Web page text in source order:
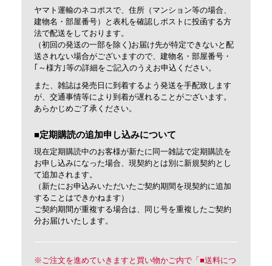
ヤマト運輸のネコポスで、住所（マンション等の場合、
建物名・部屋番号）と表札を確認しポストに投函する方
法で配送をしております。
（初回の発送の一部を除く)お届け先が特定できないと配
送されない場合がございますので、建物名・部屋番号・
｢～様方｣等の詳細をご記入のうえお申込ください。
また、雑誌は発売日に到着するよう発送を手配致します
が、交通事情等により到着が遅れることがございます。
あらかじめご了承ください。
■定期購読の追加申し込みについて
現在定期購読中のお客様が新たに同一雑誌で定期購読を
お申し込みになった場合、現契約とは別に新規契約とし
て追加されます。
（新たにお申込みいただいたご契約期間を現契約に追加
することはできかねます）
ご契約期間が重複する場合は、同じ号を重複したご契約
分お届けいたします。
※ご注文を進めていきますと買い物かご内で「■送料につ